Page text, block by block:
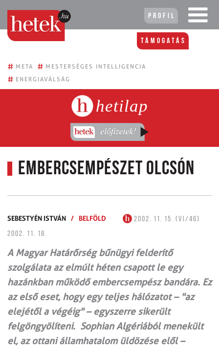
Profil
Támogatás
# META # MESTERSÉGES INTELLIGENCIA
# ENERGIAVÁLSÁG
hetilap
Embercsempészet olcsón
SEBESTYÉN ISTVÁN / BELFÖLD
2002. 11. 15. (VI/46)
2002. 11. 18.
A Magyar Határőrség bűnügyi felderítő
szolgálata az elmúlt héten csapott le egy
hazánkban működő embercsempész bandára. Ez
az első eset, hogy egy teljes hálózatot – "az
elejétől a végéig" – egyszerre sikerült
felgöngyölíteni. Sophian Algériából menekült
el, az ottani államhatalom üldözése elől –